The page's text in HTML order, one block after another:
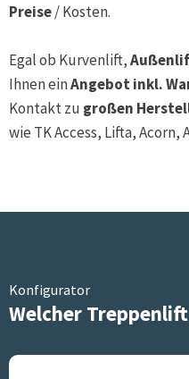
Preise/ Kosten.
Egal ob Kurvenlift,
Ihnen einAngebot inkl.
Kontakt zu großen
wie TK Access, Lifta, Acorn,
Konfigurator
Welcher